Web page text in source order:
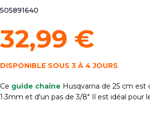
505891640
32,99 €
DISPONIBLE SOUS 3 À 4 JOURS
Ce guide chaîne Husqvarna de 25 cm
1.3mm et d'un pas de 3/8" Il est idéal pour